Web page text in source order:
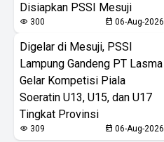
Disiapkan PSSI Mesuji
300 06-Aug-2026
Digelar di Mesuji, PSSI
Lampung Gandeng PT Lasma
Gelar Kompetisi Piala
Soeratin U13, U15, dan U17
Tingkat Provinsi
309 06-Aug-2026